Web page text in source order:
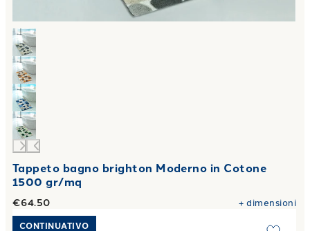
Tappeto bagno brighton Moderno in Cotone
1500 gr/mq
€64.50 +dimensioni
Link to "Tappeto bagno londra Moderno in Cotone 1500
CONTINUATIVO